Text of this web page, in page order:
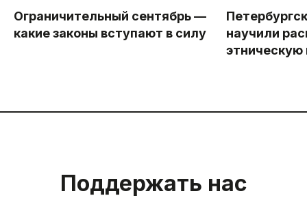
Ограничительный сентябрь —
какие законы вступают в силу
научили
Поддержать нас